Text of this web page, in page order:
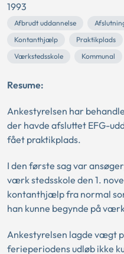
1993
Afbrudt uddannelse
Kontanthjælp
Praktikplads
Værkstedsskole
Kommunal
Resume:
Ankestyrelsen har
der havde afsluttet EFG-
fået praktikplads.
I den første sag var
værk stedsskole den 1.
kontanthjælp fra normal
han kunne begynde på
Ankestyrelsen lagde vægt
ferieperiodens udløb ikke